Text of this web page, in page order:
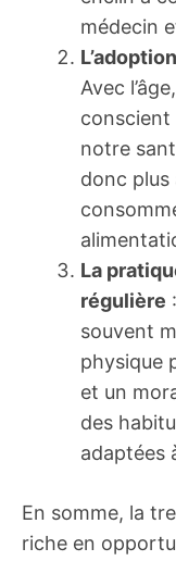
médecin
Avec
conscient
notre
donc plus
La
régulière
souvent
physique
et un
des
adaptées
En somme, la
riche en